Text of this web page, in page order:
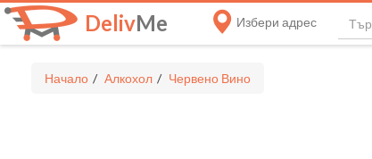
DelivMe Избери адрес
Начало Алкохол Червено Вино